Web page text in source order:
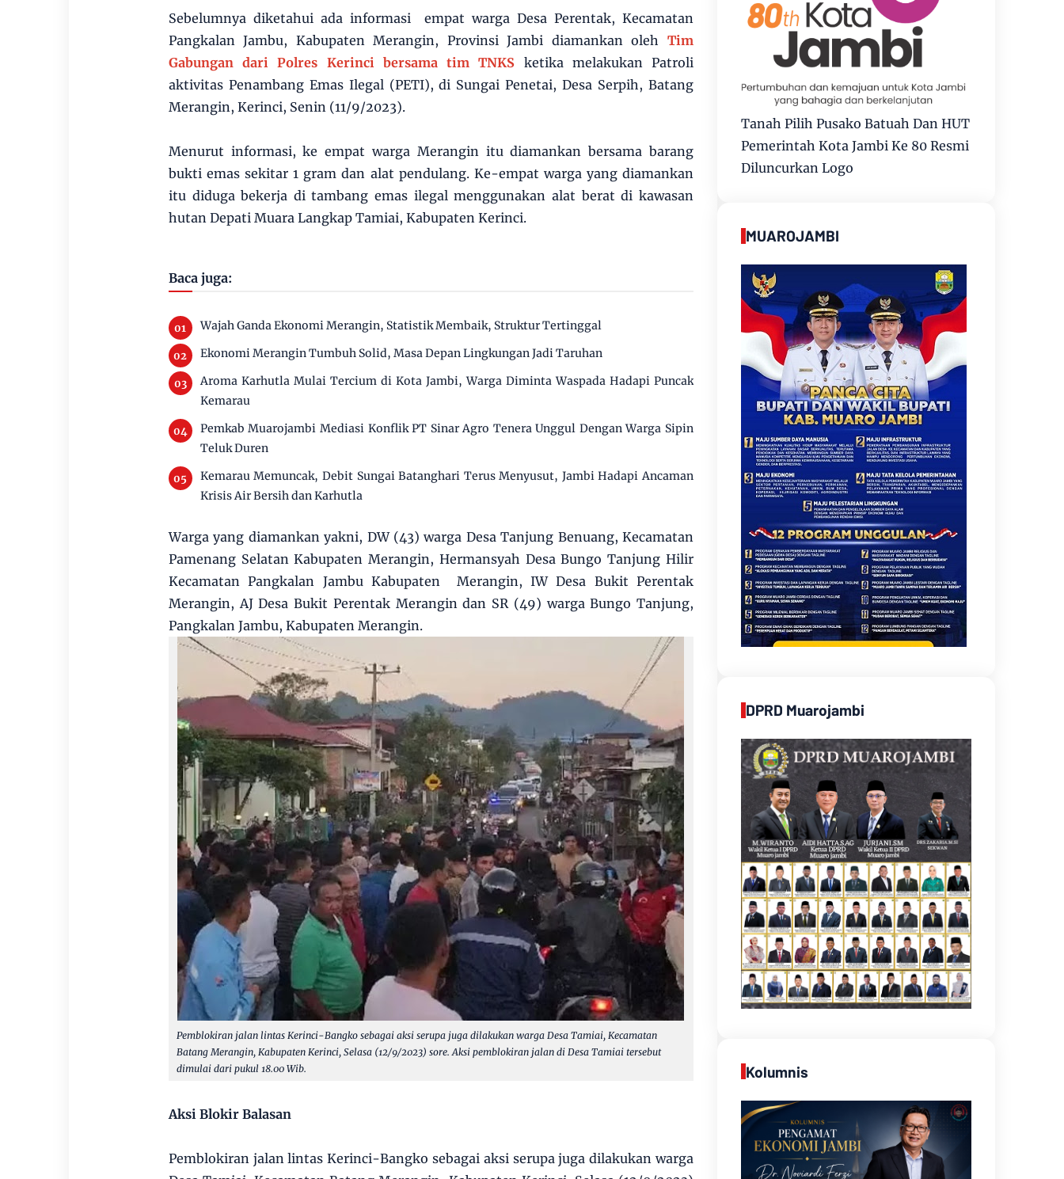
Sebelumnya diketahui ada informasi empat warga Desa Perentak, Kecamatan
Pangkalan Jambu, Kabupaten Merangin, Provinsi Jambi diamankan oleh Tim
Gabungan dari Polres Kerinci bersama tim TNKS ketika melakukan Patroli
aktivitas Penambang Emas Ilegal (PETI), di Sungai Penetai, Desa Serpih, Batang
Merangin, Kerinci, Senin (11/9/2023).
Menurut informasi, ke empat warga Merangin itu diamankan bersama barang
bukti emas sekitar 1 gram dan alat pendulang. Ke-empat warga yang diamankan
itu diduga bekerja di tambang emas ilegal menggunakan alat berat di kawasan
hutan Depati Muara Langkap Tamiai, Kabupaten Kerinci.
Baca juga:
Wajah Ganda Ekonomi Merangin, Statistik Membaik, Struktur Tertinggal
Ekonomi Merangin Tumbuh Solid, Masa Depan Lingkungan Jadi Taruhan
Aroma Karhutla Mulai Tercium di Kota Jambi, Warga Diminta Waspada Hadapi Puncak
Kemarau
Pemkab Muarojambi Mediasi Konflik PT Sinar Agro Tenera Unggul Dengan Warga Sipin
Teluk Duren
Kemarau Memuncak, Debit Sungai Batanghari Terus Menyusut, Jambi Hadapi Ancaman
Krisis Air Bersih dan Karhutla
Warga yang diamankan yakni, DW (43) warga Desa Tanjung Benuang, Kecamatan
Pamenang Selatan Kabupaten Merangin, Hermansyah Desa Bungo Tanjung Hilir
Kecamatan Pangkalan Jambu Kabupaten Merangin, IW Desa Bukit Perentak
Merangin, AJ Desa Bukit Perentak Merangin dan SR (49) warga Bungo Tanjung,
Pangkalan Jambu, Kabupaten Merangin.
Pemblokiran jalan lintas Kerinci-Bangko sebagai aksi serupa juga dilakukan warga Desa Tamiai, Kecamatan
Batang Merangin, Kabupaten Kerinci, Selasa (12/9/2023) sore. Aksi pemblokiran jalan di Desa Tamiai tersebut
dimulai dari pukul 18.00 Wib.
Aksi Blokir Balasan
Pemblokiran jalan lintas Kerinci-Bangko sebagai aksi serupa juga dilakukan warga
Tanah Pilih Pusako Batuah Dan HUT
Pemerintah Kota Jambi Ke 80 Resmi
Diluncurkan Logo
MUAROJAMBI
DPRD Muarojambi
Kolumnis